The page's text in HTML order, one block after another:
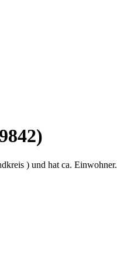
) und hat ca. Einwohner.